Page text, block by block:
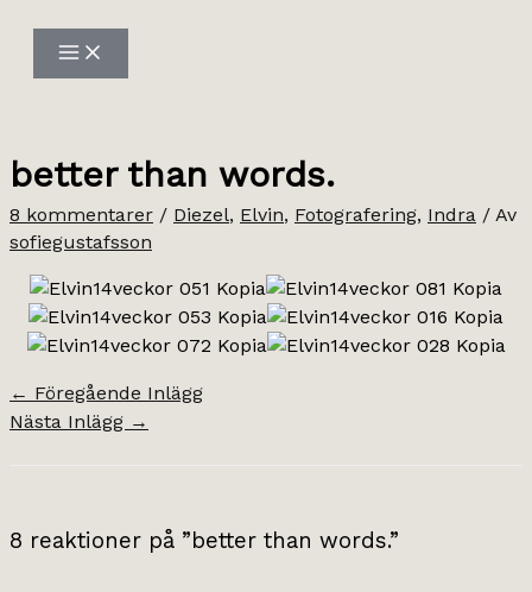
innehåll
better than words.
8 kommentarer / Diezel, Elvin, Fotografering, Indra / Av
sofiegustafsson
← Föregående Inlägg
Nästa Inlägg →
8 reaktioner på ”better than words.”